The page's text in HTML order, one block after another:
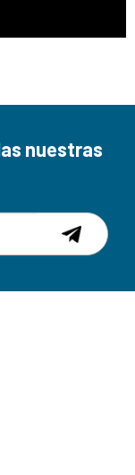
nuestras